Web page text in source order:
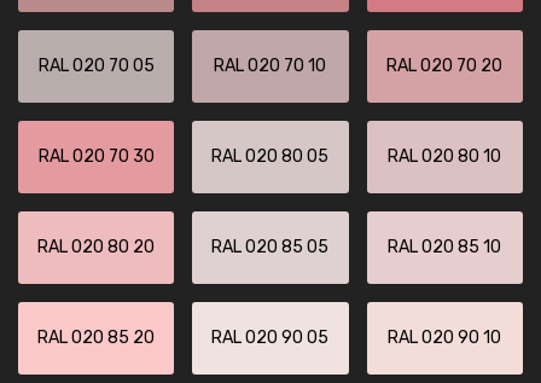
RAL 020 70 05 RAL 020 70 10 RAL 020 70 20
RAL 020 70 30 RAL 020 80 05 RAL 020 80 10
RAL 020 80 20 RAL 020 85 05 RAL 020 85 10
RAL 020 85 20 RAL 020 90 05 RAL 020 90 10